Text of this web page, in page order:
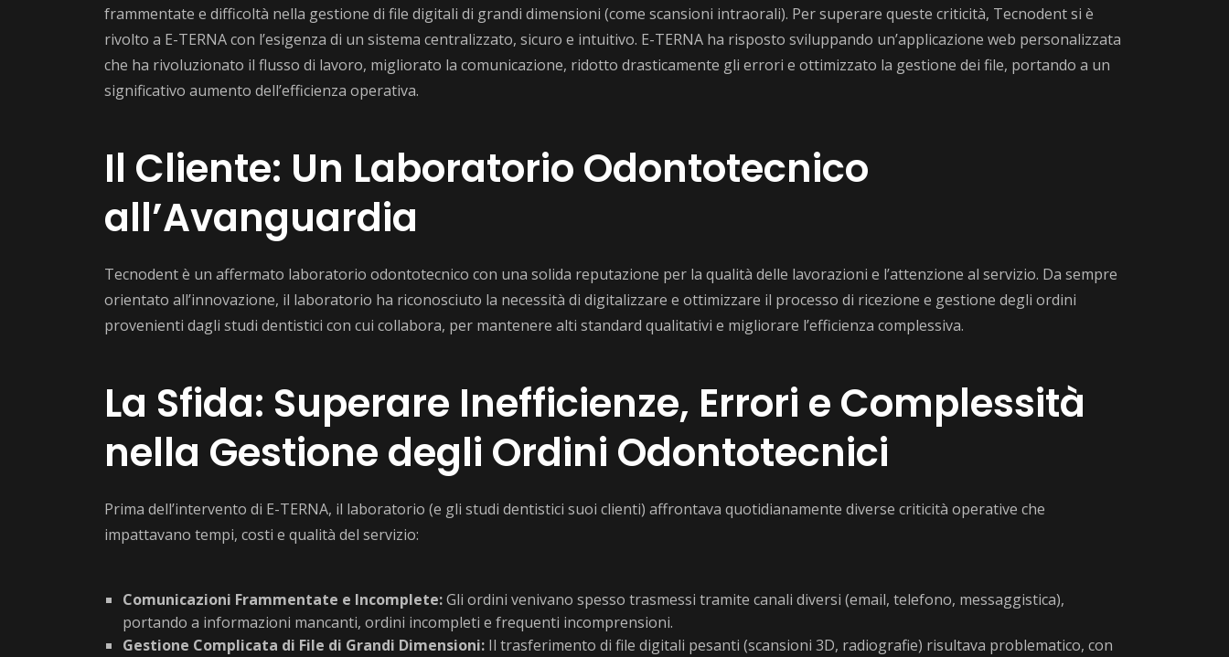
frammentate e difficoltà nella gestione di file digitali di grandi dimensioni (come scansioni intraorali). Per superare queste criticità, Tecnodent si è
rivolto a E-TERNA con l’esigenza di un sistema centralizzato, sicuro e intuitivo. E-TERNA ha risposto sviluppando un’applicazione web personalizzata
che ha rivoluzionato il flusso di lavoro, migliorato la comunicazione, ridotto drasticamente gli errori e ottimizzato la gestione dei file, portando a un
significativo aumento dell’efficienza operativa.
Il Cliente: Un Laboratorio Odontotecnico
all’Avanguardia
Tecnodent è un affermato laboratorio odontotecnico con una solida reputazione per la qualità delle lavorazioni e l’attenzione al servizio. Da sempre
orientato all’innovazione, il laboratorio ha riconosciuto la necessità di digitalizzare e ottimizzare il processo di ricezione e gestione degli ordini
provenienti dagli studi dentistici con cui collabora, per mantenere alti standard qualitativi e migliorare l’efficienza complessiva.
La Sfida: Superare Inefficienze, Errori e Complessità
nella Gestione degli Ordini Odontotecnici
Prima dell’intervento di E-TERNA, il laboratorio (e gli studi dentistici suoi clienti) affrontava quotidianamente diverse criticità operative che
impattavano tempi, costi e qualità del servizio:
Comunicazioni Frammentate e Incomplete:Gli ordini venivano spesso trasmessi tramite canali diversi (email, telefono, messaggistica),
portando a informazioni mancanti, ordini incompleti e frequenti incomprensioni.
Gestione Complicata di File di Grandi Dimensioni: Il trasferimento di file digitali pesanti (scansioni 3D, radiografie) risultava problematico, con